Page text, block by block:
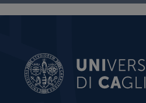
social